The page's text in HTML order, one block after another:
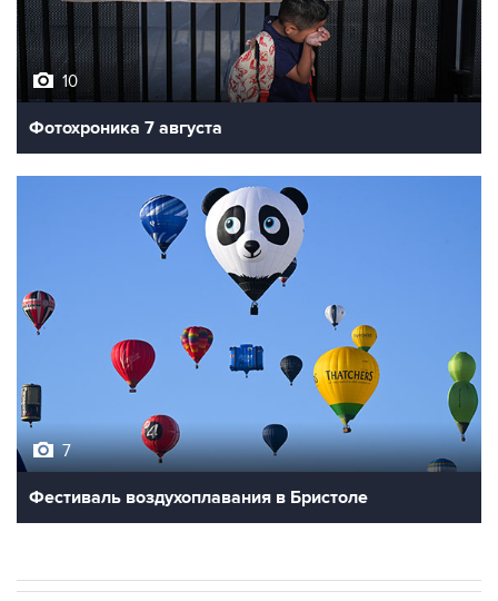
10
Фотохроника 7 августа
7
Фестиваль воздухоплавания в Бристоле